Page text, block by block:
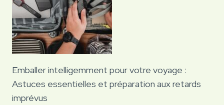
Emballer intelligemment pour votre voyage :
Astuces essentielles et préparation aux retards
imprévus